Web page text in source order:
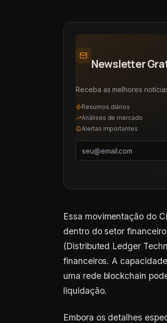
Newsletter
Receba as melhores
Resumos diários
Análises de mercado
Alertas importantes
Essa movimentação do
dentro do setor
(Distributed Ledger
financeiros. A
uma rede blockchain
liquidação.
Embora os detalhes